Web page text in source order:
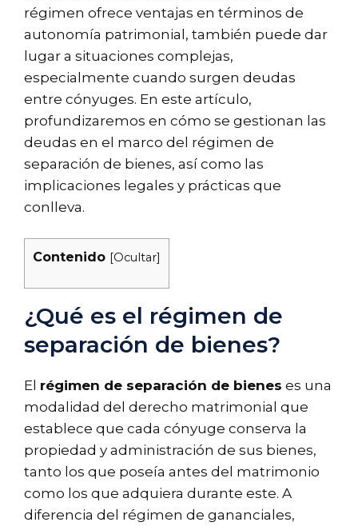
régimen ofrece ventajas en términos de
autonomía patrimonial, también puede dar
lugar a situaciones complejas,
especialmente cuando surgen deudas
entre cónyuges. En este artículo,
profundizaremos en cómo se gestionan las
deudas en el marco del régimen de
separación de bienes, así como las
implicaciones legales y prácticas que
conlleva.
Contenido [Ocultar]
¿Qué es el régimen de
separación de bienes?
El régimen de separación de bienes es una
modalidad del derecho matrimonial que
establece que cada cónyuge conserva la
propiedad y administración de sus bienes,
tanto los que poseía antes del matrimonio
como los que adquiera durante este. A
diferencia del régimen de gananciales,